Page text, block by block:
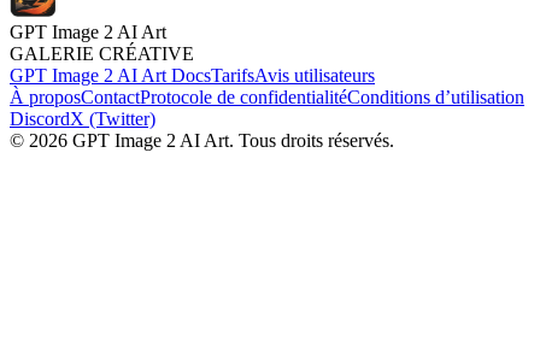
GPT Image 2 AI Art
GALERIE CRÉATIVE
GPT Image 2 AI Art DocsTarifsAvis utilisateurs
À proposContactProtocole de confidentialitéConditions d’utilisation
DiscordX (Twitter)
© 2026 GPT Image 2 AI Art. Tous droits réservés.